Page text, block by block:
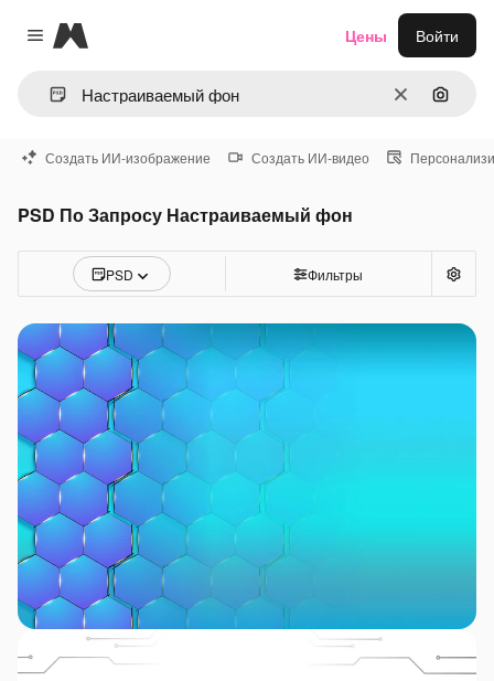
Close menu
Magnific
ОчиститьПоиск
Цены Войти
Создать ИИ-изображение Создать ИИ-видео
PSD По Запросу Настраиваемый фон
PSD Фильтры